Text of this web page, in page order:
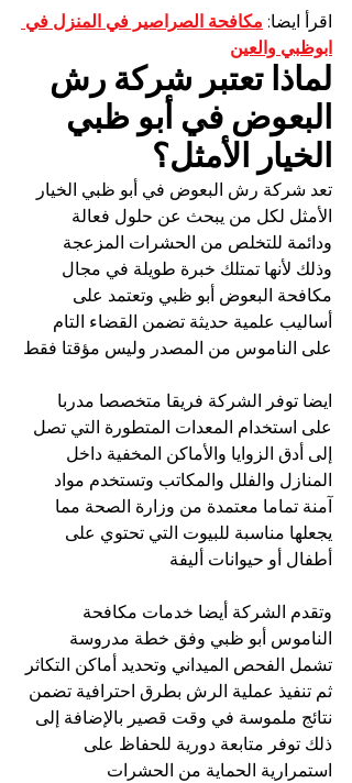
اقرأ ايضا: مكافحة الصراصير في المنزل في
ابوظبي والعين
لماذا تعتبر شركة رش
البعوض في أبو ظبي
الخيار الأمثل؟
تعد شركة رش البعوض في أبو ظبي الخيار
الأمثل لكل من يبحث عن حلول فعالة
ودائمة للتخلص من الحشرات المزعجة
وذلك لأنها تمتلك خبرة طويلة في مجال
مكافحة البعوض أبو ظبي وتعتمد على
أساليب علمية حديثة تضمن القضاء التام
على الناموس من المصدر وليس مؤقتا فقط
ايضا توفر الشركة فريقا متخصصا مدربا
على استخدام المعدات المتطورة التي تصل
إلى أدق الزوايا والأماكن المخفية داخل
المنازل والفلل والمكاتب وتستخدم مواد
آمنة تماما معتمدة من وزارة الصحة مما
يجعلها مناسبة للبيوت التي تحتوي على
أطفال أو حيوانات أليفة
وتقدم الشركة أيضا خدمات مكافحة
الناموس أبو ظبي وفق خطة مدروسة
تشمل الفحص الميداني وتحديد أماكن التكاثر
ثم تنفيذ عملية الرش بطرق احترافية تضمن
نتائج ملموسة في وقت قصير بالإضافة إلى
ذلك توفر متابعة دورية للحفاظ على
استمرارية الحماية من الحشرات